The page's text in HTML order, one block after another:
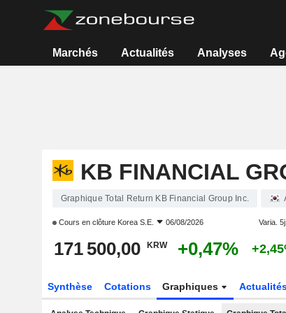
Marchés Actualités Analyses
KB FINANCIAL
Graphique Total Return KB Financial Group Inc.
Cours en clôture Korea S.E. 06/08/2026 Varia. 5j.
171 500,00 KRW +0,47%
Synthèse Cotations Graphiques